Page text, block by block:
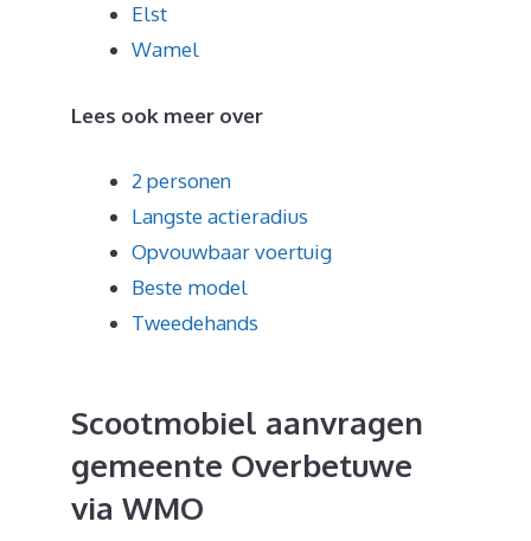
Elst
Wamel
Lees ook meer over
2 personen
Langste actieradius
Opvouwbaar voertuig
Beste model
Tweedehands
Scootmobiel aanvragen
gemeente Overbetuwe
via WMO